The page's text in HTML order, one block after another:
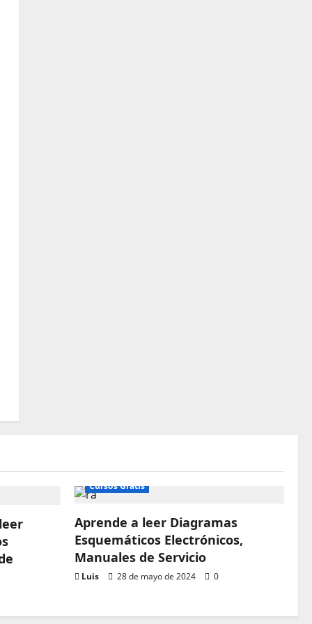
Cursos Gratis
Aprende a leer Diagramas
Esquemáticos Electrónicos,
Manuales de Servicio
Luis 28 de mayo de 2024 0